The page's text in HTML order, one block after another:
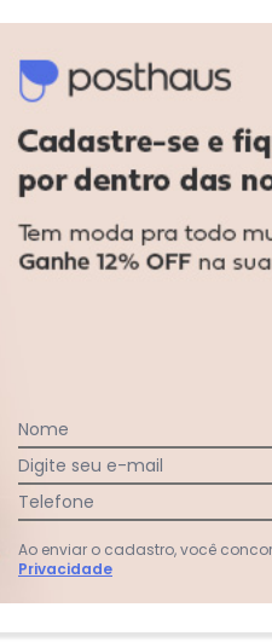
67
29%
O que as clientes
Bom
Longo
Minha primeira compra na
linda e veste muito bem, em
(tem uma lavagem
Nome
Digite seu e-mail
Telefone
Ao enviar o cadastro, você
Privacidade